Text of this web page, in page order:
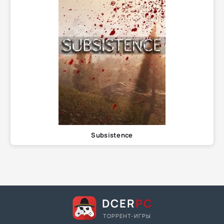
Subsistence
DCERPC
ТОРРЕНТ-ИГРЫ